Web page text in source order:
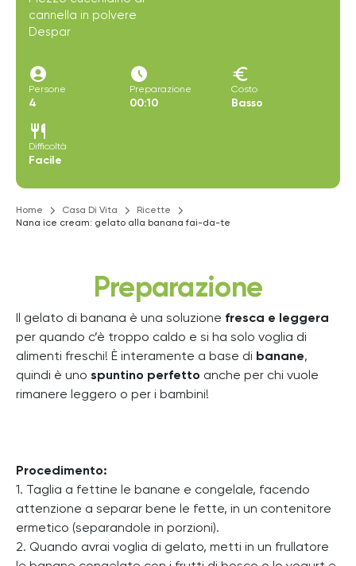
cannella in polvere
Despar
account_circle
Persone
4
access_time_filled
Preparazione
00:10
euro
Costo
Basso
restaurant
Difficoltà
Facile
Home Casa Di Vita
Ricette
Nana ice cream: gelato alla banana fai-da-te
Preparazione
Il gelato di banana è una soluzione fresca e leggera
per quando c’è troppo caldo e si ha solo voglia di
alimenti freschi! È interamente a base di banane,
quindi è uno spuntino perfetto anche per chi vuole
rimanere leggero o per i bambini!
Procedimento:
1. Taglia a fettine le banane e congelale, facendo
attenzione a separar bene le fette, in un contenitore
ermetico (separandole in porzioni).
2. Quando avrai voglia di gelato, metti in un frullatore